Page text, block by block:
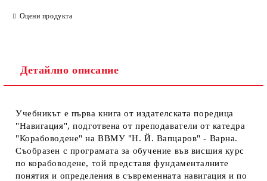
Оцени продукта
Детайлно описание
Учебникът е първа книга от издателската поредица
"Навигация", подготвена от преподаватели от катедра
"Корабоводене" на ВВМУ "Н. Й. Вапцаров" - Варна.
Съобразен с програмата за обучение във висшия курс
по корабоводене, той представя фундаменталните
понятия и определения в съвременната навигация и по